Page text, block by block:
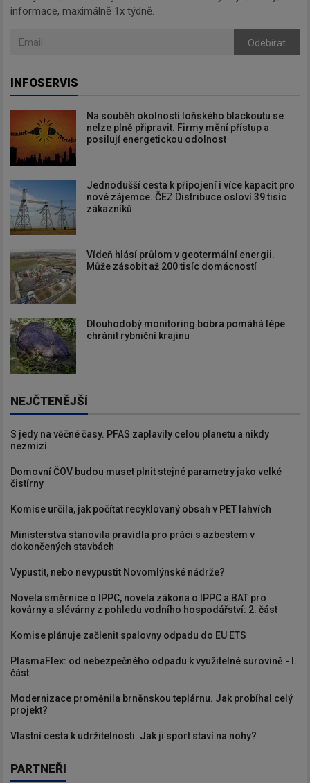
informace, maximálně 1x týdně.
Odebírat
INFOSERVIS
Na souběh okolností loňského blackoutu se
nelze plně připravit. Firmy mění přístup a
posilují energetickou odolnost
Jednodušší cesta k připojení i více kapacit pro
nové zájemce. ČEZ Distribuce osloví 39 tisíc
zákazníků
Vídeň hlásí průlom v geotermální energii.
Může zásobit až 200 tisíc domácností
Dlouhodobý monitoring bobra pomáhá lépe
chránit rybniční krajinu
NEJČTENĚJŠÍ
S jedy na věčné časy. PFAS zaplavily celou planetu a nikdy
nezmizí
Domovní ČOV budou muset plnit stejné parametry jako velké
čistírny
Komise určila, jak počítat recyklovaný obsah v PET lahvích
Ministerstva stanovila pravidla pro práci s azbestem v
dokončených stavbách
Vypustit, nebo nevypustit Novomlýnské nádrže?
Novela směrnice o IPPC, novela zákona o IPPC a BAT pro
kovárny a slévárny z pohledu vodního hospodářství: 2. část
Komise plánuje začlenit spalovny odpadu do EU ETS
PlasmaFlex: od nebezpečného odpadu k využitelné surovině - I.
část
Modernizace proměnila brněnskou teplárnu. Jak probíhal celý
projekt?
Vlastní cesta k udržitelnosti. Jak ji sport staví na nohy?
PARTNEŘI